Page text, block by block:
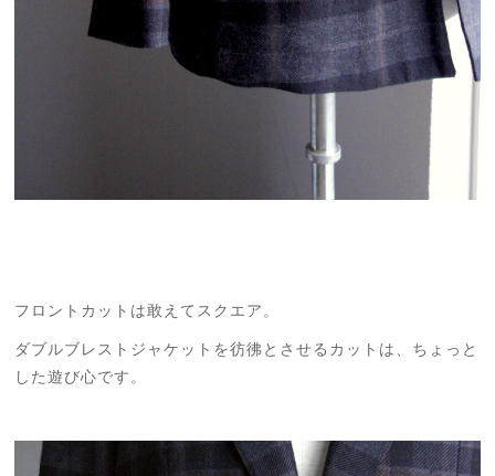
フロントカットは敢えてスクエア。
ダブルブレストジャケットを彷彿とさせるカットは、ちょっと
した遊び心です。